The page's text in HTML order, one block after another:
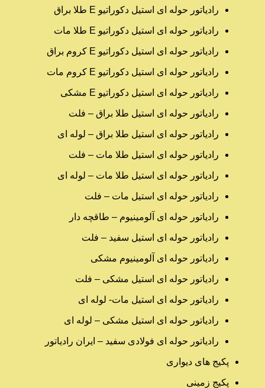
رادیاتور حوله ای استیل دکوراتیو E طلا براق
رادیاتور حوله ای استیل دکوراتیو E طلا مات
رادیاتور حوله ای استیل دکوراتیو E کروم براق
رادیاتور حوله ای استیل دکوراتیو E کروم مات
رادیاتور حوله ای استیل دکوراتیو E مشکی
رادیاتور حوله ای استیل طلا براق – فلت
رادیاتور حوله ای استیل طلا براق – لوله ای
رادیاتور حوله ای استیل طلا مات – فلت
رادیاتور حوله ای استیل طلا مات – لوله ای
رادیاتور حوله ای استیل مات – فلت
رادیاتور حوله ای آلومینیوم – طاقچه دار
رادیاتور حوله ای استیل سفید – فلت
رادیاتور حوله ای آلومینیوم مشکی
رادیاتور حوله ای استیل مشکی – فلت
رادیاتور حوله ای استیل مات- لوله ای
رادیاتور حوله ای استیل مشکی – لوله ای
رادیاتور حوله ای فولادی سفید – ایران رادیاتور
پکیج های دیواری
پکیج زمینی